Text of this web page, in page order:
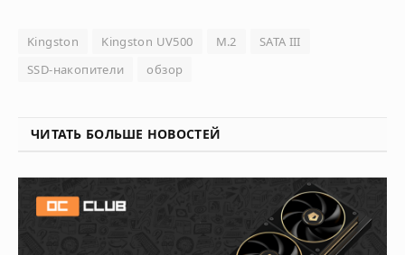
Kingston Kingston UV500 M.2
SATA III
SSD-накопители
обзор
ЧИТАТЬ БОЛЬШЕ НОВОСТЕЙ